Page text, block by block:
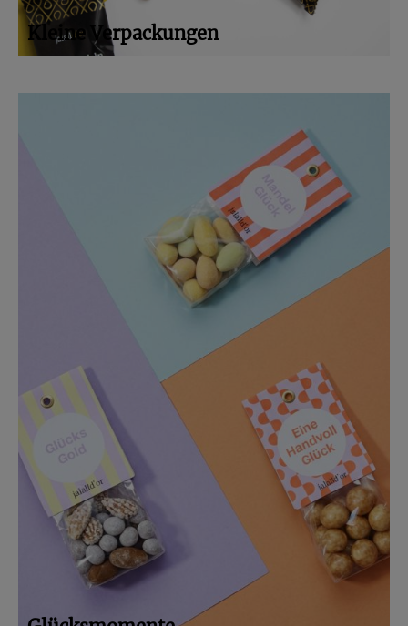
Kleine Verpackungen